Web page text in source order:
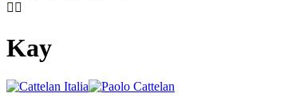
 
Kay